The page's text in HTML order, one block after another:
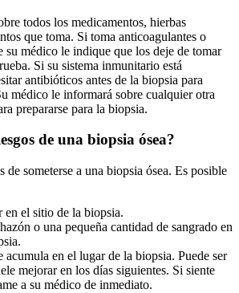
todos los medicamentos, hierbas
que toma. Si toma anticoagulantes o
su médico le indique que los deje de tomar
Si su sistema inmunitario está
antibióticos antes de la biopsia para
médico le informará sobre cualquier otra
prepararse para la biopsia.
de una biopsia ósea?
de someterse a una biopsia ósea. Es posible
en el sitio de la biopsia.
o una pequeña cantidad de sangrado en
acumula en el lugar de la biopsia. Puede ser
mejorar en los días siguientes. Si siente
a su médico de inmediato.